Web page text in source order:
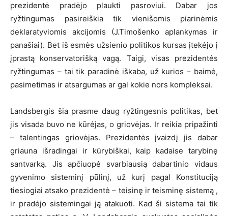
prezidentė pradėjo plaukti pasroviui. Dabar jos
ryžtingumas pasireiškia tik vienišomis piarinėmis
deklaratyviomis akcijomis (J.Timošenko aplankymas ir
panašiai). Bet iš esmės užsienio politikos kursas įtekėjo į
įprastą konservatorišką vagą. Taigi, visas prezidentės
ryžtingumas – tai tik paradinė iškaba, už kurios – baimė,
pasimetimas ir atsargumas ar gal kokie nors kompleksai.
Landsbergis šia prasme daug ryžtingesnis politikas, bet
jis visada buvo ne kūrėjas, o griovėjas. Ir reikia pripažinti
– talentingas griovėjas. Prezidentės įvaizdį jis dabar
griauna išradingai ir kūrybiškai, kaip kadaise tarybinę
santvarką. Jis apčiuopė svarbiausią dabartinio vidaus
gyvenimo sisteminį pūlinį, už kurį pagal Konstituciją
tiesiogiai atsako prezidentė – teisinę ir teisminę sistemą ,
ir pradėjo sistemingai ją atakuoti. Kad ši sistema tai tik